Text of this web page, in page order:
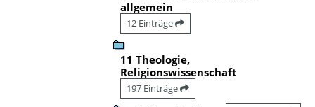
allgemein
12 Einträge
11 Theologie,
Religionswissenschaft
197 Einträge